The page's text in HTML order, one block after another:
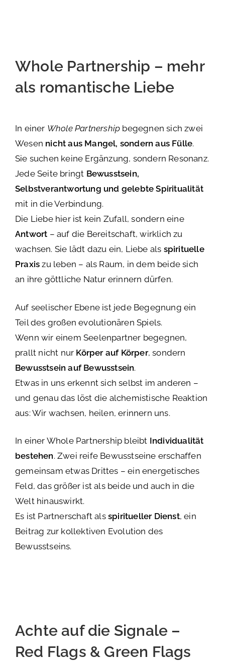
Whole Partnership – mehr
als romantische Liebe
In einer Whole Partnership begegnen sich zwei
Wesen nicht aus Mangel, sondern aus Fülle.
Sie suchen keine Ergänzung, sondern Resonanz.
Jede Seite bringt Bewusstsein,
Selbstverantwortung und gelebte Spiritualität
mit in die Verbindung.
Die Liebe hier ist kein Zufall, sondern eine
Antwort – auf die Bereitschaft, wirklich zu
wachsen. Sie lädt dazu ein, Liebe als spirituelle
Praxis zu leben – als Raum, in dem beide sich
an ihre göttliche Natur erinnern dürfen.
Auf seelischer Ebene ist jede Begegnung ein
Teil des großen evolutionären Spiels.
Wenn wir einem Seelenpartner begegnen,
prallt nicht nur Körper auf Körper, sondern
Bewusstsein auf Bewusstsein.
Etwas in uns erkennt sich selbst im anderen –
und genau das löst die alchemistische Reaktion
aus: Wir wachsen, heilen, erinnern uns.
In einer Whole Partnership bleibt Individualität
bestehen. Zwei reife Bewusstseine erschaffen
gemeinsam etwas Drittes – ein energetisches
Feld, das größer ist als beide und auch in die
Welt hinauswirkt.
Es ist Partnerschaft als spiritueller Dienst, ein
Beitrag zur kollektiven Evolution des
Bewusstseins.
Achte auf die Signale –
Red Flags & Green Flags